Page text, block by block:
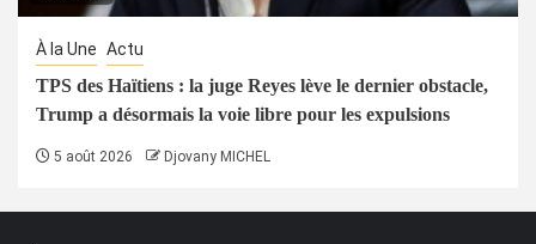
À la Une Actu
TPS des Haïtiens : la juge Reyes lève le dernier obstacle,
Trump a désormais la voie libre pour les expulsions
5 août 2026 Djovany MICHEL